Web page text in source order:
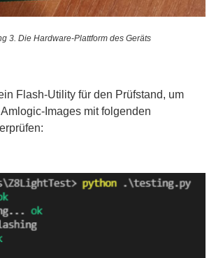
3. Die Hardware-Plattform des Geräts
Flash-Utility für den Prüfstand, um
Images mit folgenden